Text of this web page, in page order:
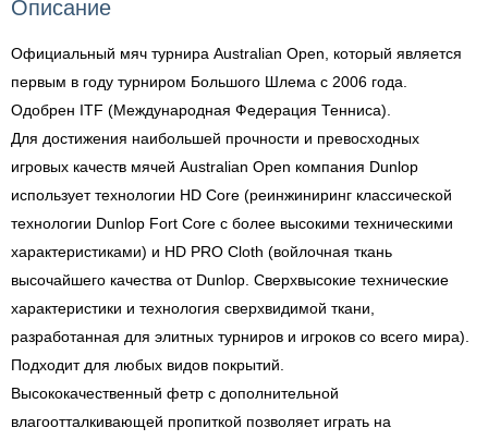
Описание
Официальный мяч турнира Australian Open, который является
первым в году турниром Большого Шлема с 2006 года.
Одобрен ITF (Международная Федерация Тенниса).
Для достижения наибольшей прочности и превосходных
игровых качеств мячей Australian Open компания Dunlop
использует технологии HD Core (реинжиниринг классической
технологии Dunlop Fort Core с более высокими техническими
характеристиками) и HD PRO Cloth (войлочная ткань
высочайшего качества от Dunlop. Сверхвысокие технические
характеристики и технология сверхвидимой ткани,
разработанная для элитных турниров и игроков со всего мира).
Подходит для любых видов покрытий.
Высококачественный фетр с дополнительной
влагоотталкивающей пропиткой позволяет играть на